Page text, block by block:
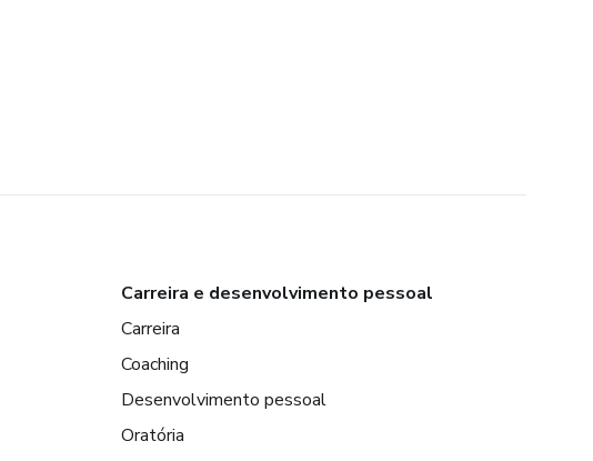
Carreira e desenvolvimento pessoal
Carreira
Coaching
Desenvolvimento pessoal
Oratória